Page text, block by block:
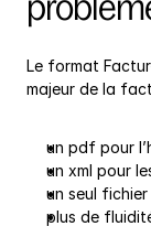
Le format
majeur de la
un pdf pour
un xml pour
un seul fichier
plus de